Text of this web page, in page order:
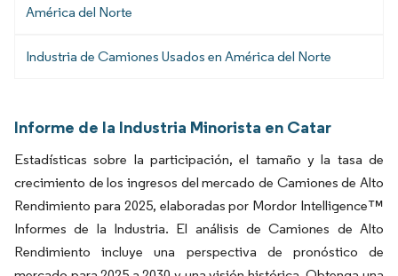
América del Norte
Industria de Camiones Usados en América del Norte
Informe de la Industria Minorista en Catar
Estadísticas sobre la participación, el tamaño y la tasa de
crecimiento de los ingresos del mercado de Camiones de Alto
Rendimiento para 2025, elaboradas por Mordor Intelligence™
Informes de la Industria. El análisis de Camiones de Alto
Rendimiento incluye una perspectiva de pronóstico de